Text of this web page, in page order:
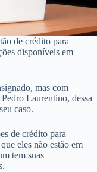
de crédito para
disponíveis em
mas com
Laurentino, dessa
caso.
de crédito para
eles não estão em
tem suas